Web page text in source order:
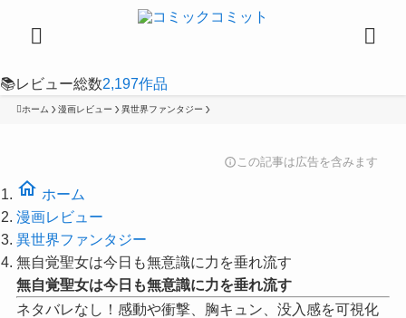
📚レビュー総数2,197作品
ホーム 漫画レビュー 異世界ファンタジー
infoこの記事は広告を含みます
home ホーム
漫画レビュー
異世界ファンタジー
無自覚聖女は今日も無意識に力を垂れ流す
無自覚聖女は今日も無意識に力を垂れ流す
ネタバレなし！感動や衝撃、胸キュン、没入感を可視化